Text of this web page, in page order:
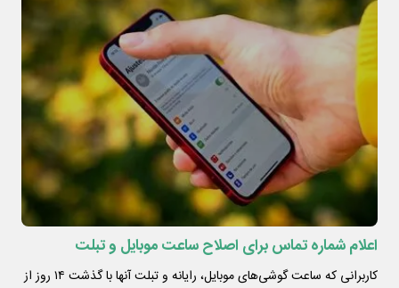
اعلام شماره تماس برای اصلاح ساعت موبایل و تبلت
کاربرانی که ساعت گوشی‌های موبایل، رایانه و تبلت‌ آنها با گذشت ۱۴ روز از